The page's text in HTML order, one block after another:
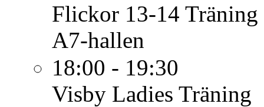
Flickor 13-14 Träning
A7-hallen
18:00 - 19:30
Visby Ladies Träning